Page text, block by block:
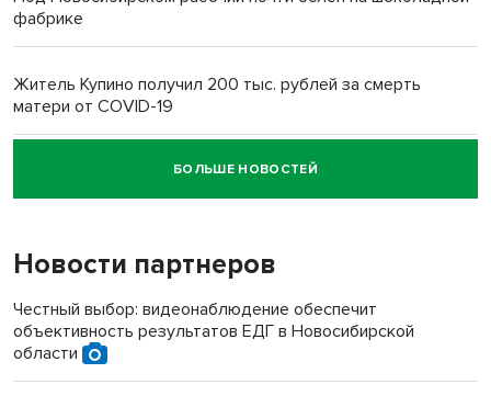
фабрике
Житель Купино получил 200 тыс. рублей за смерть
матери от COVID-19
Новосибирский суд наказал водителя за смерть
пенсионерки на вокзале
«Мы живём на пастбище!»: в новосибирском селе лошади
терроризируют жителей
Инвалид получил условный срок за избиение врачей
протезом под Новосибирском
БОЛЬШЕ НОВОСТЕЙ
Новости партнеров
Честный выбор: видеонаблюдение обеспечит
объективность результатов ЕДГ в Новосибирской
области